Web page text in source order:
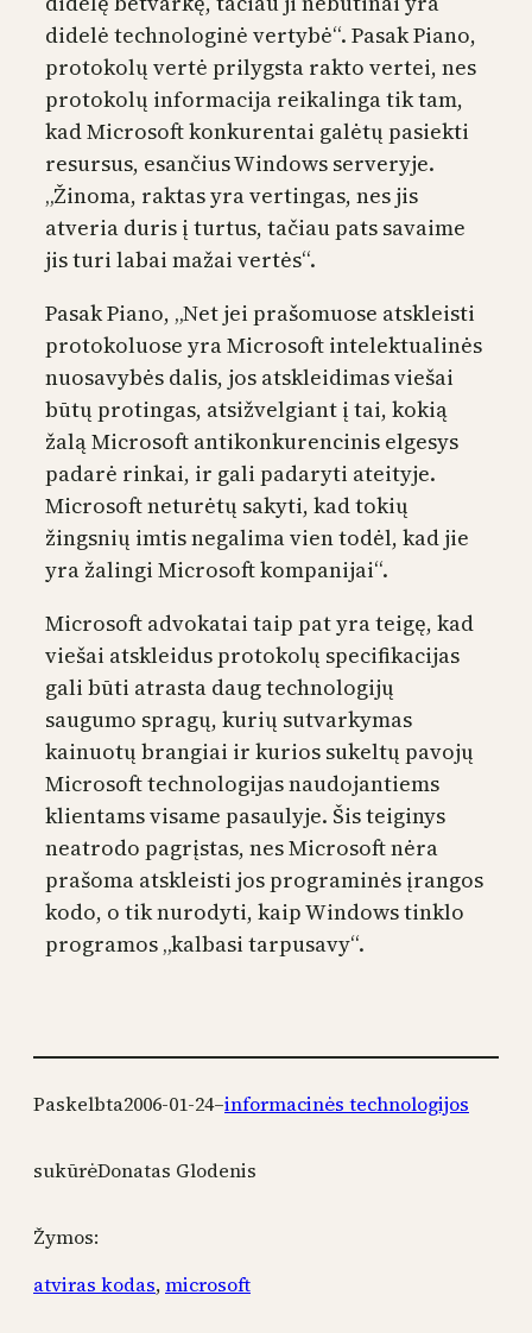
didelė technologinė vertybė“. Pasak Piano,
protokolų vertė prilygsta rakto vertei, nes
protokolų informacija reikalinga tik tam,
kad Microsoft konkurentai galėtų pasiekti
resursus, esančius Windows serveryje.
„Žinoma, raktas yra vertingas, nes jis
atveria duris į turtus, tačiau pats savaime
jis turi labai mažai vertės“.
Pasak Piano, „Net jei prašomuose atskleisti
protokoluose yra Microsoft intelektualinės
nuosavybės dalis, jos atskleidimas viešai
būtų protingas, atsižvelgiant į tai, kokią
žalą Microsoft antikonkurencinis elgesys
padarė rinkai, ir gali padaryti ateityje.
Microsoft neturėtų sakyti, kad tokių
žingsnių imtis negalima vien todėl, kad jie
yra žalingi Microsoft kompanijai“.
Microsoft advokatai taip pat yra teigę, kad
viešai atskleidus protokolų specifikacijas
gali būti atrasta daug technologijų
saugumo spragų, kurių sutvarkymas
kainuotų brangiai ir kurios sukeltų pavojų
Microsoft technologijas naudojantiems
klientams visame pasaulyje. Šis teiginys
neatrodo pagrįstas, nes Microsoft nėra
prašoma atskleisti jos programinės įrangos
kodo, o tik nurodyti, kaip Windows tinklo
programos „kalbasi tarpusavy“.
Paskelbta2006-01-24–informacinės technologijos
sukūrėDonatas Glodenis
Žymos:
atviras kodas, microsoft